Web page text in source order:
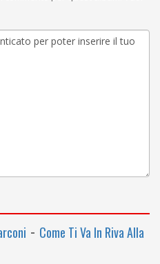
- Come Ti Va In Riva Alla